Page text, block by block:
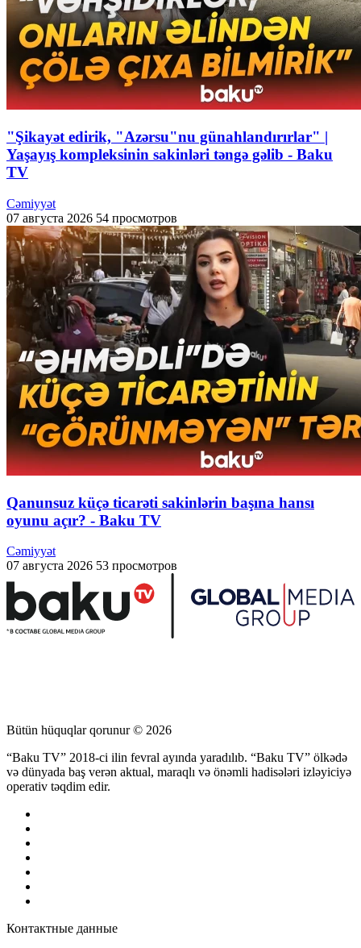
"Şikayət edirik, "Azərsu"nu günahlandırırlar" |
Yaşayış kompleksinin sakinləri təngə gəlib - Baku
TV
Cəmiyyət
07 августа 2026 54 просмотров
Qanunsuz küçə ticarəti sakinlərin başına hansı
oyunu açır? - Baku TV
Cəmiyyət
07 августа 2026 53 просмотров
Bütün hüquqlar qorunur © 2026
“Baku TV” 2018-ci ilin fevral ayında yaradılıb. “Baku TV” ölkədə
və dünyada baş verən aktual, maraqlı və önəmli hadisələri izləyiciyə
operativ təqdim edir.
Контактные данные